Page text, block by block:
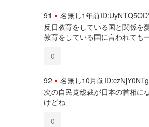
91 名無し1年前
反日教育をしている国と関係を
教育をしている国に言われても
0
92 名無し10月前
次の自民党総裁が日本の首相に
けどね
0